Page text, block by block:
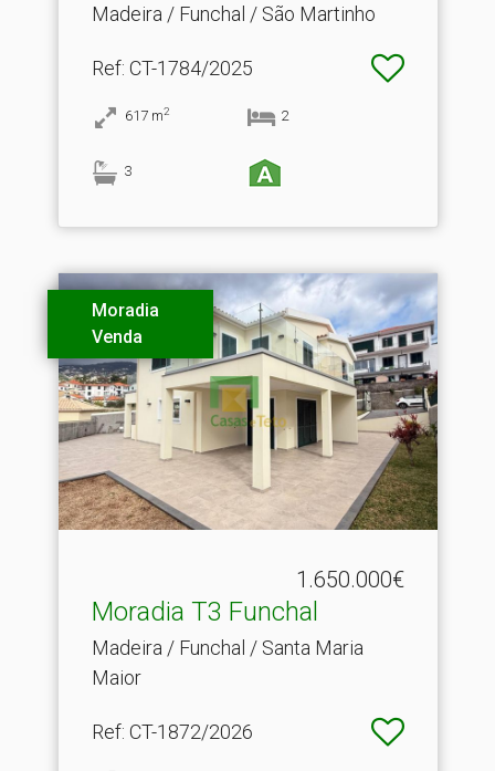
Madeira / Funchal / São Martinho
Ref: CT-1784/2025
617 m2 2
3
Moradia
Venda
1.650.000€
Moradia T3 Funchal
Madeira / Funchal / Santa Maria
Maior
Ref: CT-1872/2026